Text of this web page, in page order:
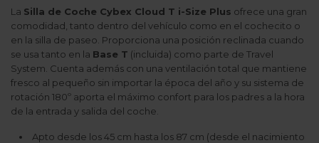
La Silla de Coche Cybex Cloud T i-Size Plus ofrece una gran
comodidad, tanto dentro del vehículo como en el cochecito o
en la silla de paseo. Proporciona una posición reclinada cuando
se usa tanto en la Base T (incluida) como parte de Travel
System. Cuenta además con una ventilación total que mantiene
fresco al pequeño sin importar la época del año y su sistema de
rotación 180º aporta el máximo confort para los padres a la hora
de la entrada y salida del coche.
Apto desde los 45 cm hasta los 87 cm (desde el nacimiento